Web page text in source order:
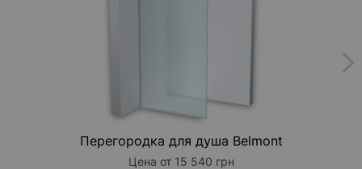
Перегородка для душа Belmont
Цена от 15 540 грн